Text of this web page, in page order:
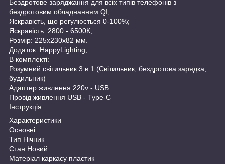
Бездротове заряджання для всіх типів телефонів з
бездротовим обладнанням QI;
Яскравість, що регулюється 0-100%;
Яскравість: 2800 - 6500К;
Розмір: 225x230x82 мм.
Додаток: HappyLighting;
В комплекті:
Розумний світильник 3 в 1 (Світильник, бездротова зарядка,
будильник)
Адаптер живлення 220v - USB
Провід живлення USB - Type-C
Інструкція
Характеристики
Основні
Тип Нічник
Стан Новий
Матеріал каркасу пластик